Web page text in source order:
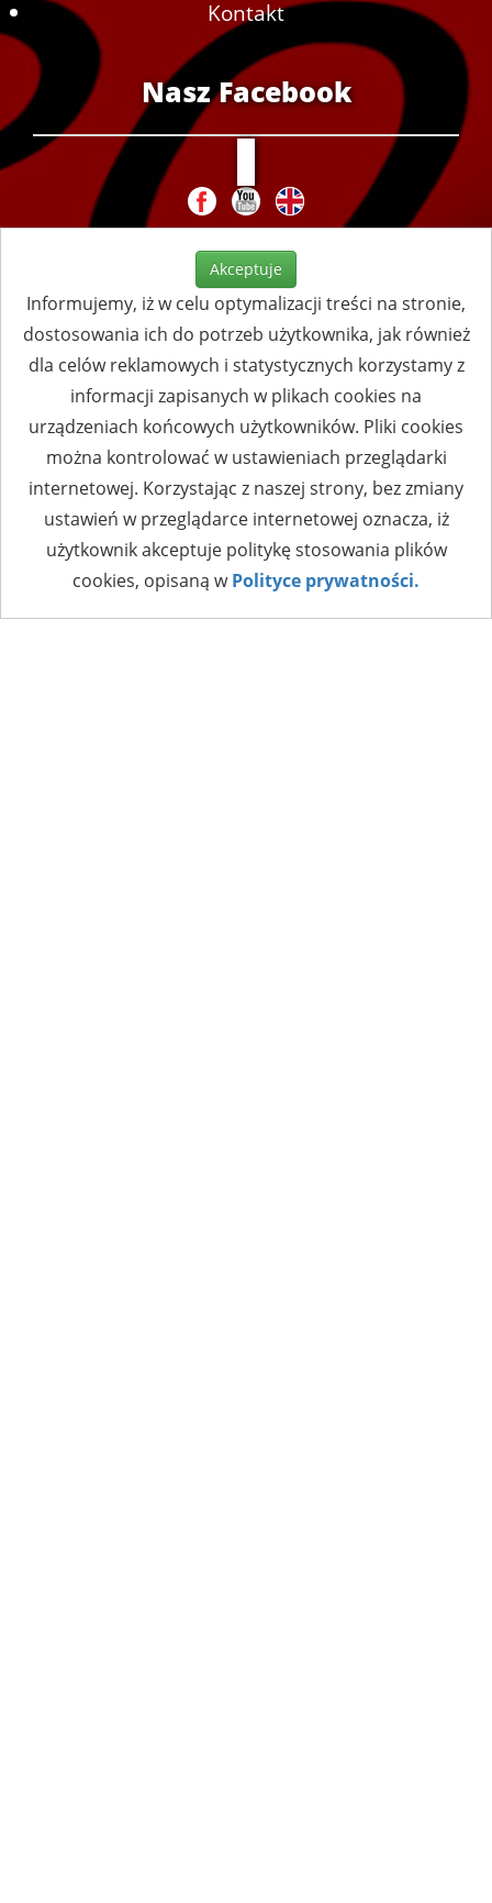
Kontakt
Nasz Facebook
Akceptuje
Informujemy, iż w celu optymalizacji treści na stronie,
dostosowania ich do potrzeb użytkownika, jak również
dla celów reklamowych i statystycznych korzystamy z
informacji zapisanych w plikach cookies na
urządzeniach końcowych użytkowników. Pliki cookies
można kontrolować w ustawieniach przeglądarki
internetowej. Korzystając z naszej strony, bez zmiany
ustawień w przeglądarce internetowej oznacza, iż
użytkownik akceptuje politykę stosowania plików
cookies, opisaną wPolityce prywatności.